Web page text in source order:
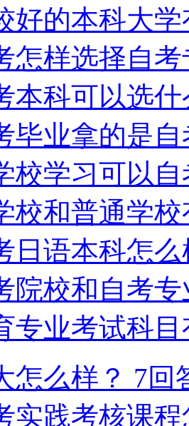
好的本科大
怎样选择自
本科可以选
毕业拿的是
校学习可以
校和普通学
日语本科怎么
院校和自考
专业考试科
怎么样？ 7回
实践考核课